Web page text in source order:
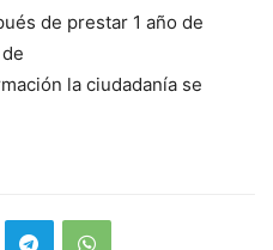
de prestar 1 año de
la ciudadanía se